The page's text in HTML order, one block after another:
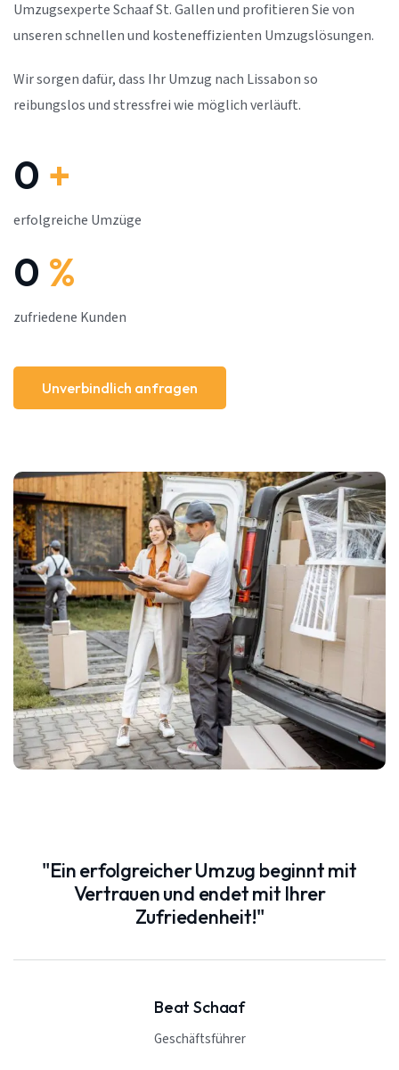
"Ein erfolgreicher Umzug beginnt mit
Vertrauen und endet mit Ihrer
Zufriedenheit!"
Beat Schaaf
Geschäftsführer
Umzugsexperte Schaaf St. Gallen und profitieren Sie von
unseren schnellen und kosteneffizienten Umzugslösungen.
Wir sorgen dafür, dass Ihr Umzug nach Lissabon so
reibungslos und stressfrei wie möglich verläuft.
0 +
erfolgreiche Umzüge
0 %
zufriedene Kunden
Unverbindlich anfragen